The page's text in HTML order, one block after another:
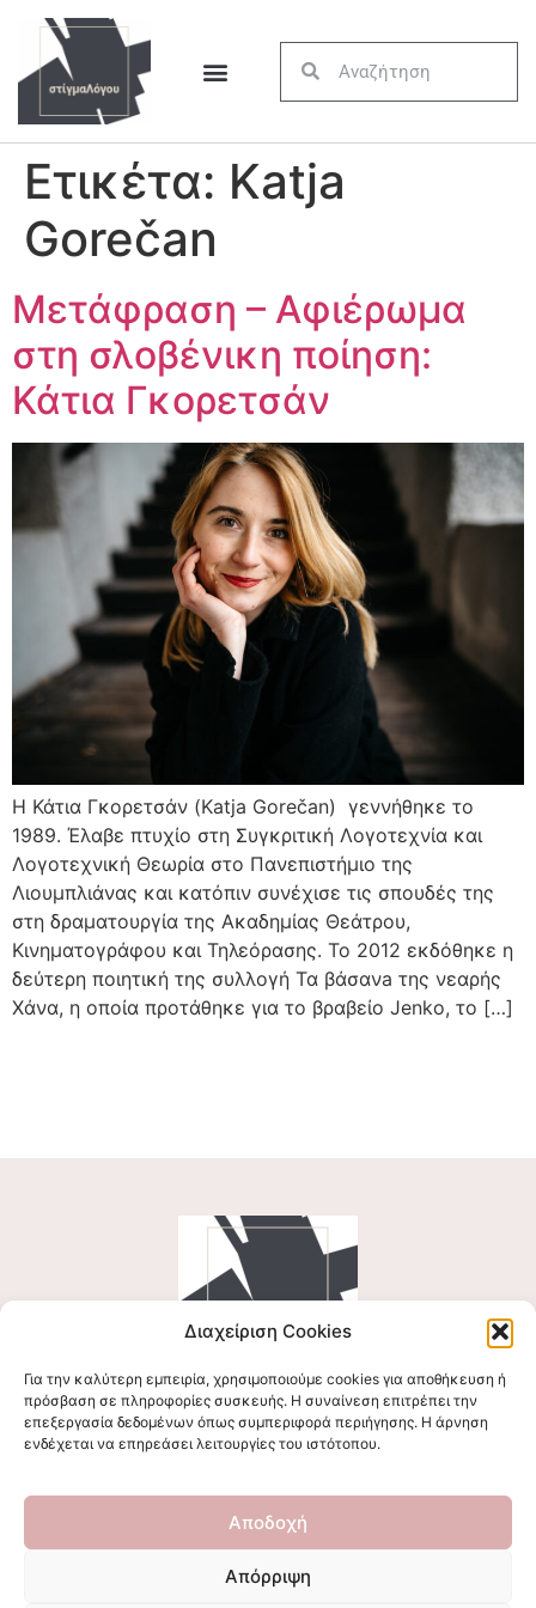
Διαχείριση Cookies
Για την καλύτερη εμπειρία, χρησιμοποιούμε cookies για αποθήκευση ή
πρόσβαση σε πληροφορίες συσκευής. Η συναίνεση επιτρέπει την
επεξεργασία δεδομένων όπως συμπεριφορά περιήγησης. Η άρνηση
ενδέχεται να επηρεάσει λειτουργίες του ιστότοπου.
Αποδοχή
Απόρριψη
Ετικέτα: Katja
Gorečan
Μετάφραση – Αφιέρωμα
στη σλοβένικη ποίηση:
Κάτια Γκορετσάν
H Κάτια Γκορετσάν (Katja Gorečan) γεννήθηκε το
1989. Έλαβε πτυχίο στη Συγκριτική Λογοτεχνία και
Λογοτεχνική Θεωρία στο Πανεπιστήμιο της
Λιουμπλιάνας και κατόπιν συνέχισε τις σπουδές της
στη δραματουργία της Ακαδημίας Θεάτρου,
Κινηματογράφου και Τηλεόρασης. Το 2012 εκδόθηκε η
δεύτερη ποιητική της συλλογή Τα βάσανa της νεαρής
Χάνα, η οποία προτάθηκε για το βραβείο Jenko, το […]
Ακολουθήστε μας
Επικοινωνήστε μαζί μας
stigmalogou@gmail.com